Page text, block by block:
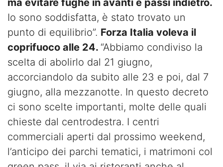
ma evitare fughe in avanti e passi indietro.
Io sono soddisfatta, è stato trovato un
punto di equilibrio”. Forza Italia voleva il
coprifuoco alle 24. “Abbiamo condiviso la
scelta di abolirlo dal 21 giugno,
accorciandolo da subito alle 23 e poi, dal 7
giugno, alla mezzanotte. In questo decreto
ci sono scelte importanti, molte delle quali
chieste dal centrodestra. I centri
commerciali aperti dal prossimo weekend,
l’anticipo dei parchi tematici, i matrimoni col